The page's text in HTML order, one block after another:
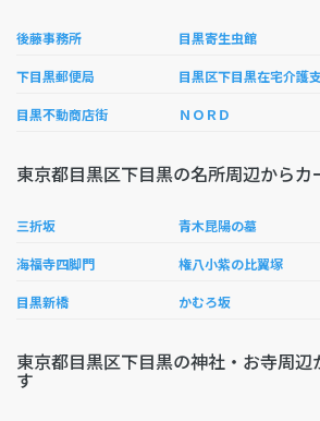
後藤事務所 目黒寄生虫館
下目黒郵便局
目黒不動商店街 ＮＯＲＤ
東京都目黒区下目黒の名所周辺からカ
三折坂 青木昆陽の墓
海福寺四脚門 権八小紫の比翼塚
目黒新橋 かむろ坂
東京都目黒区下目黒の神社・お寺周
す